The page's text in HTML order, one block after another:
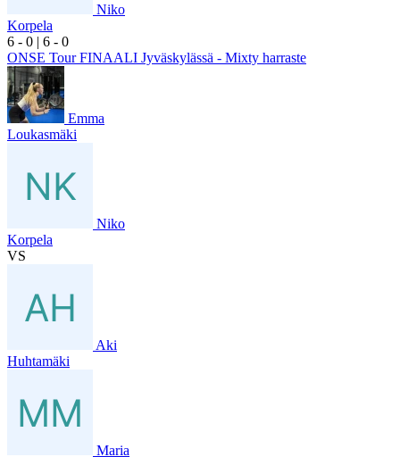
Niko
Korpela
6 - 0 | 6 - 0
ONSE Tour FINAALI Jyväskylässä - Mixty harraste
Emma
Loukasmäki
Niko
Korpela
VS
Aki
Huhtamäki
Maria